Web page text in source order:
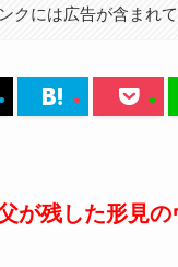
クには広告が含まれて
が残した形見